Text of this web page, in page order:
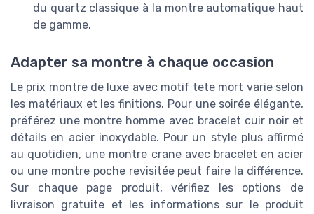
du quartz classique à la montre automatique haut
de gamme.
Adapter sa montre à chaque occasion
Le prix montre de luxe avec motif tete mort varie selon
les matériaux et les finitions. Pour une soirée élégante,
préférez une montre homme avec bracelet cuir noir et
détails en acier inoxydable. Pour un style plus affirmé
au quotidien, une montre crane avec bracelet en acier
ou une montre poche revisitée peut faire la différence.
Sur chaque page produit, vérifiez les options de
livraison gratuite et les informations sur le produit